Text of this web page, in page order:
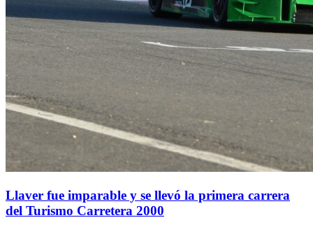
Llaver fue imparable y se llevó la primera carrera
del Turismo Carretera 2000